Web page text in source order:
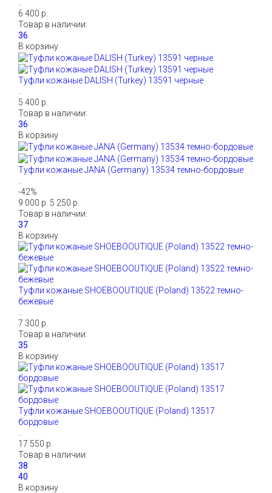
6 400 р.
Товар в наличии:
В корзину
Туфли кожаные DALISH (Turkey) 13591 черные
5 400 р.
Товар в наличии:
В корзину
Туфли кожаные JANA (Germany) 13534 темно-бордовые
-42%
9 000 р. 5 250 р.
Товар в наличии:
В корзину
Туфли кожаные SHOEBOOUTIQUE (Poland) 13522 темно-
бежевые
7 300 р.
Товар в наличии:
В корзину
Туфли кожаные SHOEBOOUTIQUE (Poland) 13517
бордовые
17 550 р.
Товар в наличии:
В корзину